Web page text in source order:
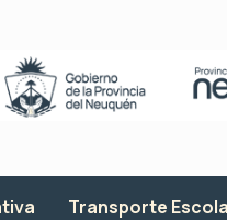
Transporte